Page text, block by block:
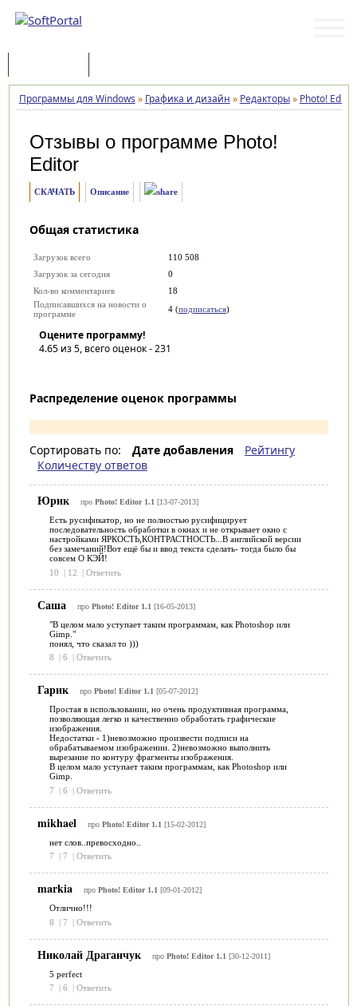
Программы для Windows » Графика и дизайн » Редакторы» Photo! Editor
Отзывы о программе Photo!
Editor
СКАЧАТЬ Описание
Общая статистика
Загрузок всего
110 508
Загрузок за сегодня
0
Кол-во комментариев
18
Подписавшихся на новости о
программе
4 (подписаться)
Оцените программу!
4.65из 5, всего оценок -231
Распределение оценок программы
Сортировать по: Дате добавления
Рейтингу
Количеству ответов
Юрик про Photo! Editor 1.1 [13-07-2013]
Есть русификатор, но не полностью русифицирует
последовательность обработки в окнах и не открывает окно с
настройками ЯРКОСТЬ,КОНТРАСТНОСТЬ...В английской версии
без замечаний!Вот ещё бы и ввод текста сделать- тогда было бы
совсем О КЭЙ!
10
| 12 | Ответить
Саша про Photo! Editor 1.1 [16-05-2013]
"В целом мало уступает таким программам, как Photoshop или
Gimp."
понял, что сказал то )))
8
| 6 | Ответить
Гарик про Photo! Editor 1.1 [05-07-2012]
Простая в использовании, но очень продуктивная программа,
позволяющая легко и качественно обработать графические
изображения.
Недостатки - 1)невозможно произвести подписи на
обрабатываемом изображении. 2)невозможно выполнить
вырезание по контуру фрагменты изображения.
В целом мало уступает таким программам, как Photoshop или
Gimp.
7
| 6 | Ответить
mikhael про Photo! Editor 1.1 [15-02-2012]
нет слов..превосходно..
7
| 7 | Ответить
markia про Photo! Editor 1.1 [09-01-2012]
Отлично!!!
8
| 7 | Ответить
Николай Драганчук про Photo! Editor 1.1 [30-12-2011]
5 perfect
7
| 6 | Ответить